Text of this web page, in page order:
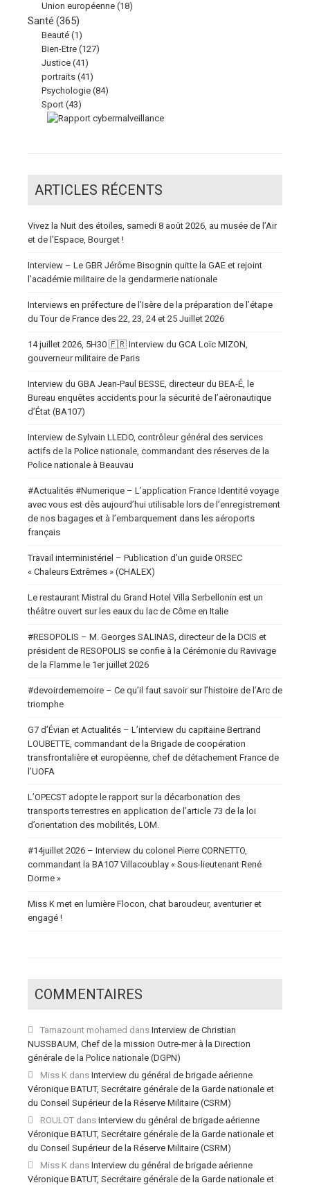
Union européenne (18)
Santé (365)
Beauté (1)
Bien-Etre (127)
Justice (41)
portraits (41)
Psychologie (84)
Sport (43)
ARTICLES RÉCENTS
Vivez la Nuit des étoiles, samedi 8 août 2026, au musée de l’Air
et de l’Espace, Bourget !
Interview – Le GBR Jérôme Bisognin quitte la GAE et rejoint
l’académie militaire de la gendarmerie nationale
Interviews en préfecture de l’Isère de la préparation de l’étape
du Tour de France des 22, 23, 24 et 25 Juillet 2026
14 juillet 2026, 5H30 🇫🇷 Interview du GCA Loïc MIZON,
gouverneur militaire de Paris
Interview du GBA Jean-Paul BESSE, directeur du BEA-É, le
Bureau enquêtes accidents pour la sécurité de l’aéronautique
d’État (BA107)
Interview de Sylvain LLEDO, contrôleur général des services
actifs de la Police nationale, commandant des réserves de la
Police nationale à Beauvau
#Actualités #Numerique – L’application France Identité voyage
avec vous est dès aujourd’hui utilisable lors de l’enregistrement
de nos bagages et à l’embarquement dans les aéroports
français
Travail interministériel – Publication d’un guide ORSEC
« Chaleurs Extrêmes » (CHALEX)
Le restaurant Mistral du Grand Hotel Villa Serbellonin est un
théâtre ouvert sur les eaux du lac de Côme en Italie
#RESOPOLIS – M. Georges SALINAS, directeur de la DCIS et
président de RESOPOLIS se confie à la Cérémonie du Ravivage
de la Flamme le 1er juillet 2026
#devoirdememoire – Ce qu’il faut savoir sur l’histoire de l’Arc de
triomphe
G7 d’Évian et Actualités – L’interview du capitaine Bertrand
LOUBETTE, commandant de la Brigade de coopération
transfrontalière et européenne, chef de détachement France de
l’UOFA
L’OPECST adopte le rapport sur la décarbonation des
transports terrestres en application de l’article 73 de la loi
d’orientation des mobilités, LOM.
#14juillet 2026 – Interview du colonel Pierre CORNETTO,
commandant la BA107 Villacoublay « Sous-lieutenant René
Dorme »
Miss K met en lumière Flocon, chat baroudeur, aventurier et
engagé !
COMMENTAIRES
Tamazount mohamed dans Interview de Christian
NUSSBAUM, Chef de la mission Outre-mer à la Direction
générale de la Police nationale (DGPN)
Miss K dans Interview du général de brigade aérienne
Véronique BATUT, Secrétaire générale de la Garde nationale et
du Conseil Supérieur de la Réserve Militaire (CSRM)
ROULOT dans Interview du général de brigade aérienne
Véronique BATUT, Secrétaire générale de la Garde nationale et
du Conseil Supérieur de la Réserve Militaire (CSRM)
Miss K dans Interview du général de brigade aérienne
Véronique BATUT, Secrétaire générale de la Garde nationale et